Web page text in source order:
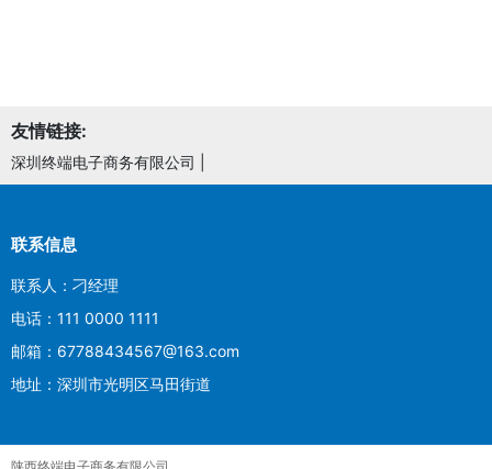
友情链接:
深圳终端电子商务有限公司
联系信息
联系人：刁经理
电话：111 0000 1111
邮箱：67788434567@163.com
地址：深圳市光明区马田街道